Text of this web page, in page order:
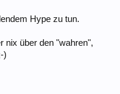
Hype zu tun.
nix über den "wahren",